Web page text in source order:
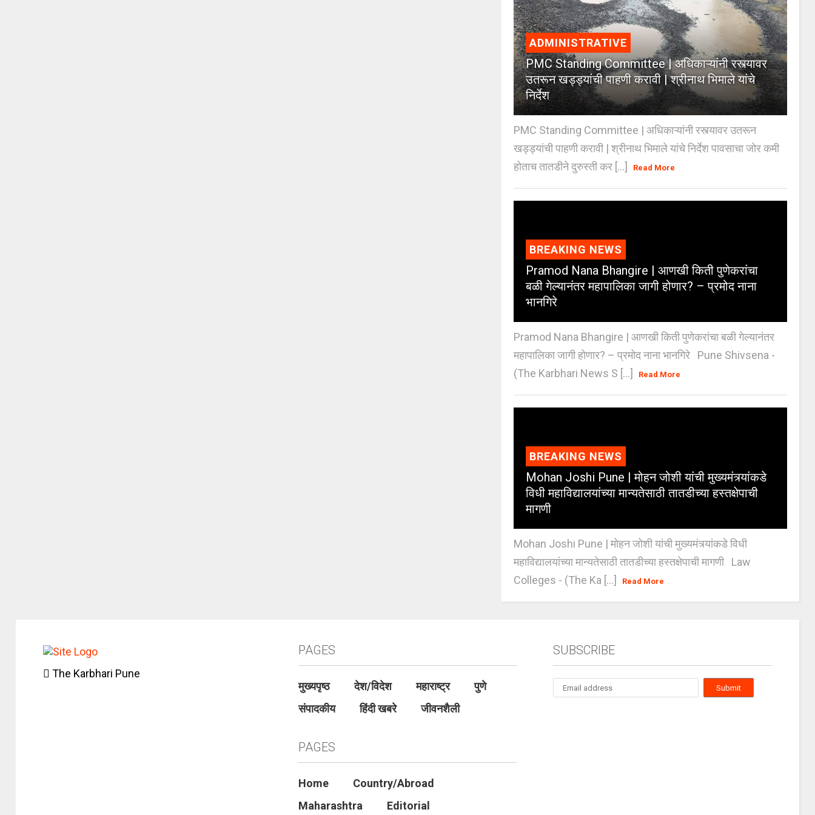
ADMINISTRATIVE
PMC Standing Committee | अधिकाऱ्यांनी रस्त्यावर
उतरून खड्ड्यांची पाहणी करावी | श्रीनाथ भिमाले यांचे
निर्देश
PMC Standing Committee | अधिकाऱ्यांनी रस्त्यावर उतरून
खड्ड्यांची पाहणी करावी | श्रीनाथ भिमाले यांचे निर्देश पावसाचा जोर कमी
होताच तातडीने दुरुस्ती कर [...]
Read More
BREAKING NEWS
Pramod Nana Bhangire | आणखी किती पुणेकरांचा
बळी गेल्यानंतर महापालिका जागी होणार? – प्रमोद नाना
भानगिरे
Pramod Nana Bhangire | आणखी किती पुणेकरांचा बळी गेल्यानंतर
महापालिका जागी होणार? – प्रमोद नाना भानगिरे Pune Shivsena -
(The Karbhari News S [...]
Read More
BREAKING NEWS
Mohan Joshi Pune | मोहन जोशी यांची मुख्यमंत्र्यांकडे
विधी महाविद्यालयांच्या मान्यतेसाठी तातडीच्या हस्तक्षेपाची
मागणी
Mohan Joshi Pune | मोहन जोशी यांची मुख्यमंत्र्यांकडे विधी
महाविद्यालयांच्या मान्यतेसाठी तातडीच्या हस्तक्षेपाची मागणी Law
Colleges - (The Ka [...]
Read More
The Karbhari Pune
PAGES
मुख्यपृष्ठ देश/विदेश महाराष्ट्र
पुणे
संपादकीय
हिंदी खबरे जीवनशैली
PAGES
Home
Country/Abroad
Maharashtra
Editorial
SUBSCRIBE